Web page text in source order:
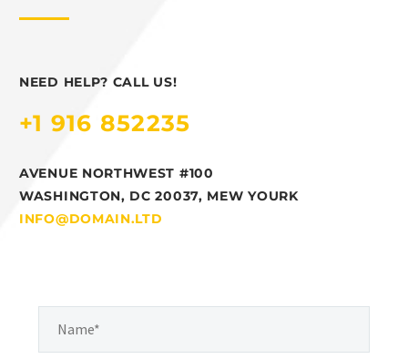
NEED HELP? CALL US!
+1 916 852235
AVENUE NORTHWEST #100
WASHINGTON, DC 20037, MEW YOURK
INFO@DOMAIN.LTD